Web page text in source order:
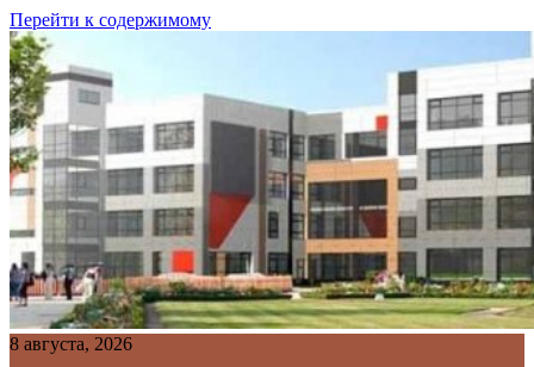
Перейти к содержимому
8 августа, 2026